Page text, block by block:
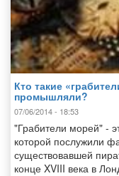
Кто такие
промышляли?
07/06/2014 - 18:53
"Грабители морей" -
которой послужили
существовавшей
конце XVIII века в